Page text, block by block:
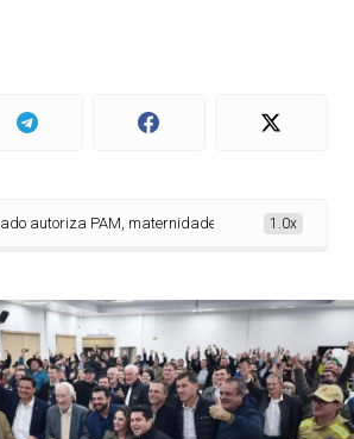
PAM, maternidade e R$ 36 milhões em
1.0x